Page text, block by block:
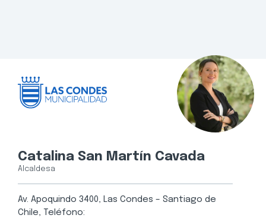
Catalina San Martín Cavada
Alcaldesa
Av. Apoquindo 3400, Las Condes – Santiago de
Chile, Teléfono: